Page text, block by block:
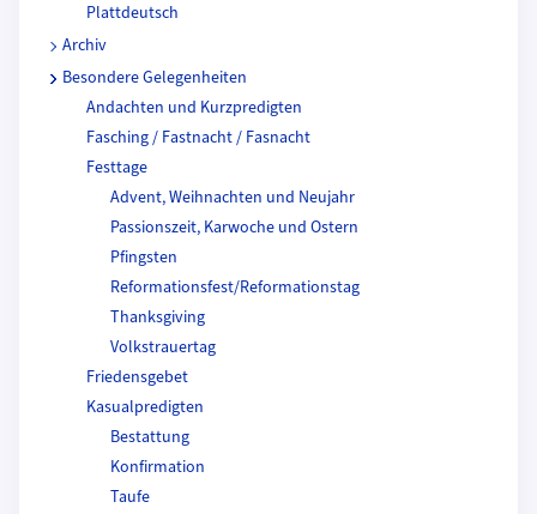
Plattdeutsch
Archiv
Besondere Gelegenheiten
Andachten und Kurzpredigten
Fasching / Fastnacht / Fasnacht
Festtage
Advent, Weihnachten und Neujahr
Passionszeit, Karwoche und Ostern
Pfingsten
Reformationsfest/Reformationstag
Thanksgiving
Volkstrauertag
Friedensgebet
Kasualpredigten
Bestattung
Konfirmation
Taufe